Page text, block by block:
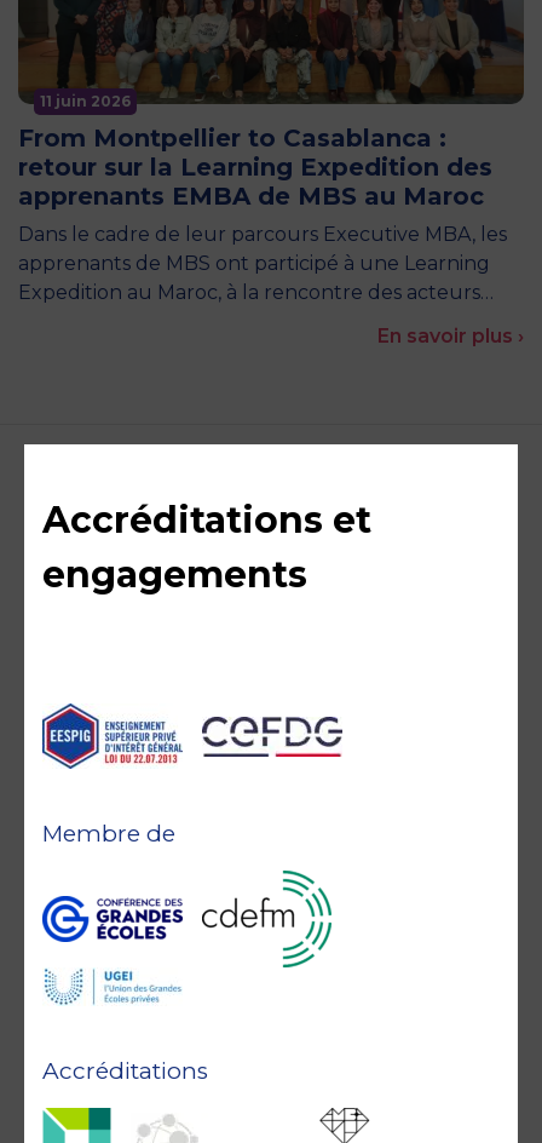
11 juin 2026
From Montpellier to Casablanca :
retour sur la Learning Expedition des
apprenants EMBA de MBS au Maroc
Dans le cadre de leur parcours Executive MBA, les
apprenants de MBS ont participé à une Learning
Expedition au Maroc, à la rencontre des acteurs…
En savoir plus ›
Accréditations et
engagements
Accréditations
Membre de